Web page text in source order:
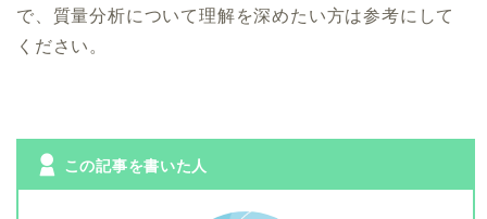
で、質量分析について理解を深めたい方は参考にして
ください。
この記事を書いた人